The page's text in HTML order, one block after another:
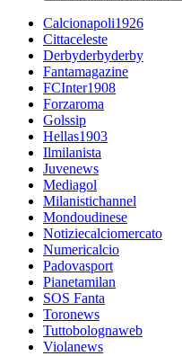
Calcionapoli1926
Cittaceleste
Derbyderbyderby
Fantamagazine
FCInter1908
Forzaroma
Golssip
Hellas1903
Ilmilanista
Juvenews
Mediagol
Milanistichannel
Mondoudinese
Notiziecalciomercato
Numericalcio
Padovasport
Pianetamilan
SOS Fanta
Toronews
Tuttobolognaweb
Violanews